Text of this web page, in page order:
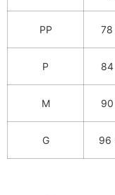
PP
P
M
G 96